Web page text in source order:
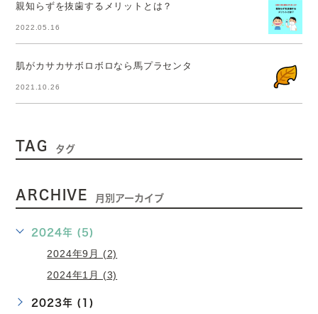
親知らずを抜歯するメリットとは？
2022.05.16
肌がカサカサボロボロなら馬プラセンタ
2021.10.26
TAG タグ
ARCHIVE 月別アーカイブ
2024年 (5)
2024年9月 (2)
2024年1月 (3)
2023年 (1)